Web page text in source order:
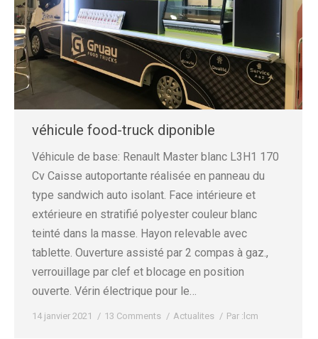
véhicule food-truck diponible
Véhicule de base: Renault Master blanc L3H1 170
Cv Caisse autoportante réalisée en panneau du
type sandwich auto isolant. Face intérieure et
extérieure en stratifié polyester couleur blanc
teinté dans la masse. Hayon relevable avec
tablette. Ouverture assisté par 2 compas à gaz.,
verrouillage par clef et blocage en position
ouverte. Vérin électrique pour le…
14 janvier 2021 13 Comments Actualites Par :lcm